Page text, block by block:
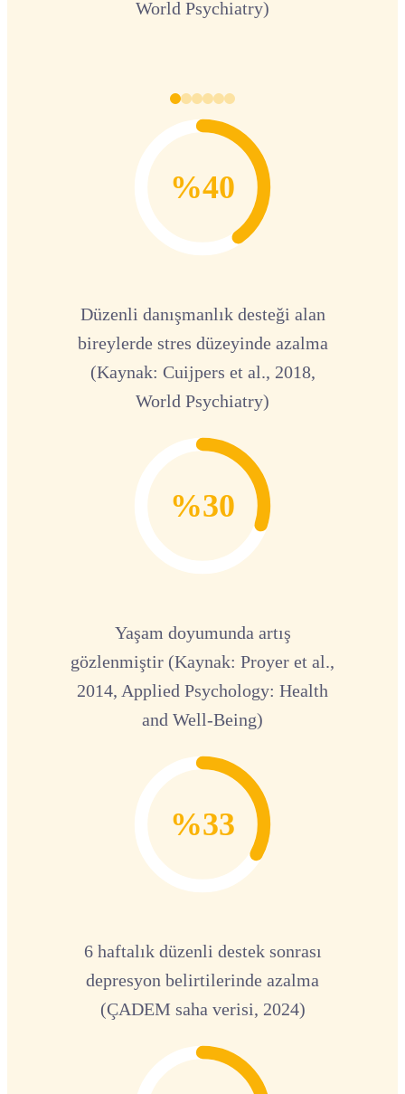
World Psychiatry)
%40
Düzenli danışmanlık desteği alan
bireylerde stres düzeyinde azalma
(Kaynak: Cuijpers et al., 2018,
World Psychiatry)
%30
Yaşam doyumunda artış
gözlenmiştir (Kaynak: Proyer et al.,
2014, Applied Psychology: Health
and Well-Being)
%33
6 haftalık düzenli destek sonrası
depresyon belirtilerinde azalma
(ÇADEM saha verisi, 2024)